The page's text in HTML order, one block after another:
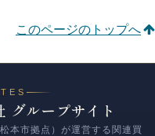
このページのトップへ
グループサイト
本市拠点）が運営する関連買